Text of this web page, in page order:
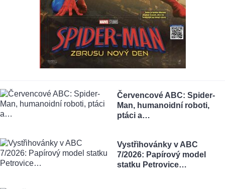
Červencové ABC: Spider-
Man, humanoidní roboti,
ptáci a…
Vystřihovánky v ABC
7/2026: Papírový model
statku Petrovice…